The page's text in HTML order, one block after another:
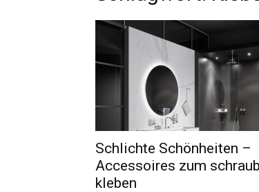
Schlichte Schönheiten –
Accessoires zum
kleben